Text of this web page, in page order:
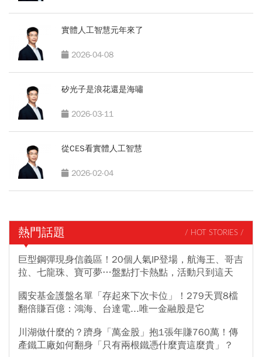
實體人工智慧元年來了
2026-04-08
矽光子是浪花還是海嘯
2026-03-11
從CES看實體人工智慧
2026-02-04
熱門話題 / HOT STORIES /
巨型鋼彈現身信義區！20個人氣IP登場，航海王、哥吉
拉、七龍珠、寶可夢…盤點打卡熱點，活動只到這天
國安基金護盤名單「存起來下次卡位」！279天買8檔
翻倍賺百億：鴻海、台達電...唯一金融股是它
川湖做什麼的？躋身「萬金股」抱1張年賺760萬！傳
產鐵工廠如何翻身「只有兩根鐵憑什麼賣這麼貴」？